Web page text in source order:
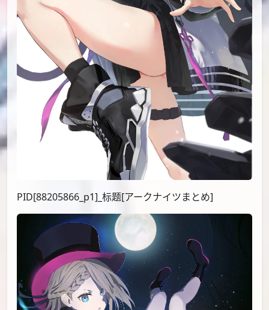
PID[88205866]_标题[アークナイツまとめ]
（@waaasabi610）